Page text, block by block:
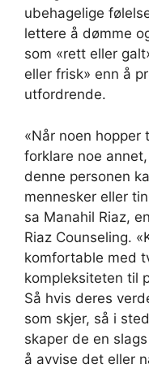
ubehagelige
lettere å dømme
som «rett eller
eller frisk» enn å
utfordrende.
«Når noen hopper
forklare noe
denne personen
mennesker eller
sa Manahil Riaz,
Riaz Counseling.
komfortable med
kompleksiteten til
Så hvis deres
som skjer, så i
skaper de en
å avvise det eller